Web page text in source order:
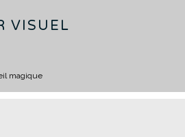
VISUEL
magique